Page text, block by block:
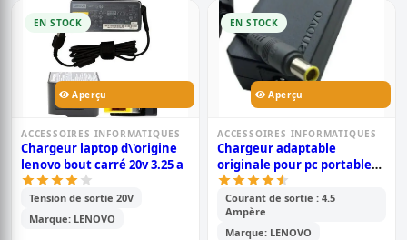
EN STOCK
Aperçu
ACCESSOIRES INFORMATIQUES
Chargeur laptop d\'origine
lenovo bout carré 20v 3.25 a
Tension de sortie 20V
Marque: LENOVO
EN STOCK
Aperçu
ACCESSOIRES INFORMATIQUES
Chargeur adaptable
originale pour pc portable
lenovo 4.5a grand bout rond
- noir
Courant de sortie : 4.5
Ampère
Marque: LENOVO